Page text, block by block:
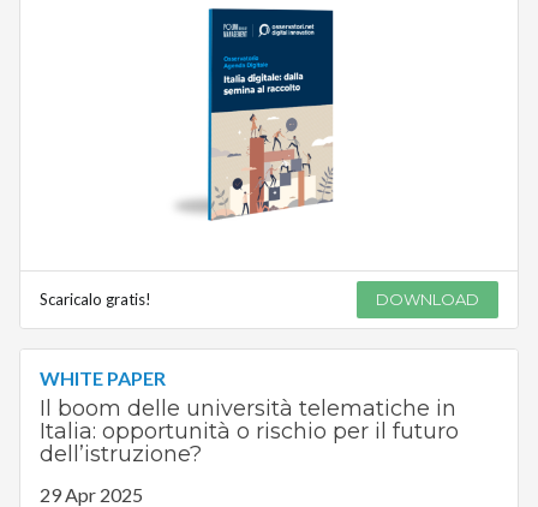
Scaricalo gratis! DOWNLOAD
WHITE PAPER
Il boom delle università telematiche in
Italia: opportunità o rischio per il futuro
dell’istruzione?
29 Apr 2025